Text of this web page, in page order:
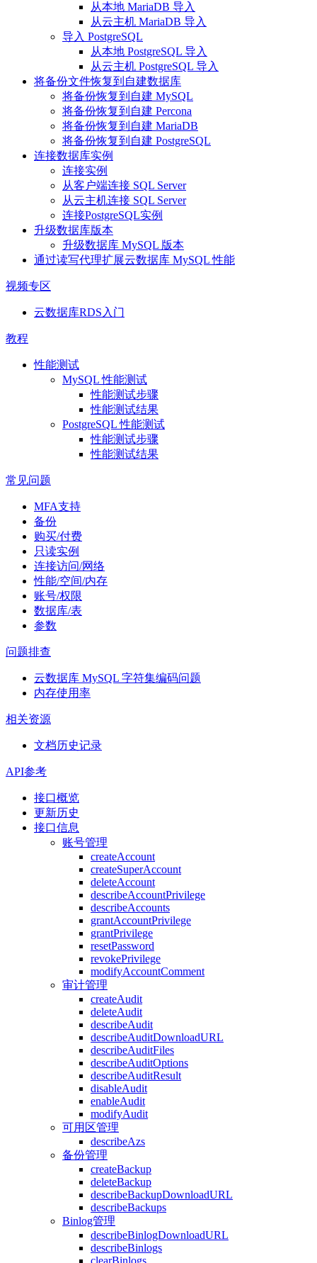
从本地 MariaDB 导入
从云主机 MariaDB 导入
导入 PostgreSQL
从本地 PostgreSQL 导入
从云主机 PostgreSQL 导入
将备份文件恢复到自建数据库
将备份恢复到自建 MySQL
将备份恢复到自建 Percona
将备份恢复到自建 MariaDB
将备份恢复到自建 PostgreSQL
连接数据库实例
连接实例
从客户端连接 SQL Server
从云主机连接 SQL Server
连接PostgreSQL实例
升级数据库版本
升级数据库 MySQL 版本
通过读写代理扩展云数据库 MySQL 性能
视频专区
云数据库RDS入门
教程
性能测试
MySQL 性能测试
性能测试步骤
性能测试结果
PostgreSQL 性能测试
性能测试步骤
性能测试结果
常见问题
MFA支持
备份
购买/付费
只读实例
连接访问/网络
性能/空间/内存
账号/权限
数据库/表
参数
问题排查
云数据库 MySQL 字符集编码问题
内存使用率
相关资源
文档历史记录
API参考
接口概览
更新历史
接口信息
账号管理
createAccount
createSuperAccount
deleteAccount
describeAccountPrivilege
describeAccounts
grantAccountPrivilege
grantPrivilege
resetPassword
revokePrivilege
modifyAccountComment
审计管理
createAudit
deleteAudit
describeAudit
describeAuditDownloadURL
describeAuditFiles
describeAuditOptions
describeAuditResult
disableAudit
enableAudit
modifyAudit
可用区管理
describeAzs
备份管理
createBackup
deleteBackup
describeBackupDownloadURL
describeBackups
Binlog管理
describeBinlogDownloadURL
describeBinlogs